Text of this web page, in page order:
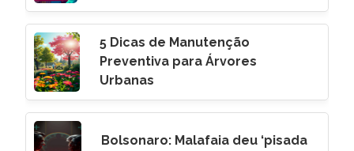
5 Dicas de Manutenção
Preventiva para Árvores
Urbanas
Bolsonaro: Malafaia deu ‘pisada